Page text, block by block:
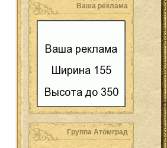
Ваша реклама
Группа Атомград